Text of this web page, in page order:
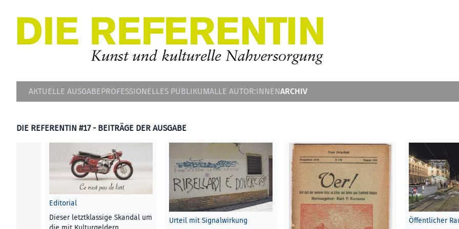
AKTUELLE AUSGABEPROFESSIONELLES PUBLIKUMALLE AUTOR:INNENARCHIV
DIE REFERENTIN #17 - BEITRÄGE DER AUSGABE
Editorial
Dieser letztklassige Skandal um
Urteil mit Signalwirkung
Öffentlicher